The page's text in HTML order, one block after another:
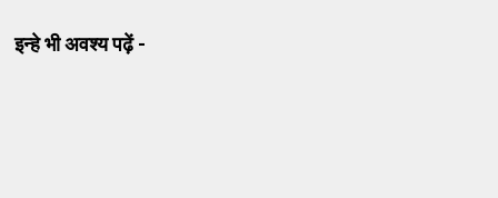
इन्हे भी अवश्य पढ़ें -